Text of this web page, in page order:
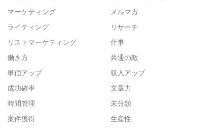
マーケティング
メルマガ
ライティング
リサーチ
リストマーケティング
仕事
働き方
共通の敵
単価アップ
収入アップ
成功確率
文章力
時間管理
未分類
案件獲得
生産性